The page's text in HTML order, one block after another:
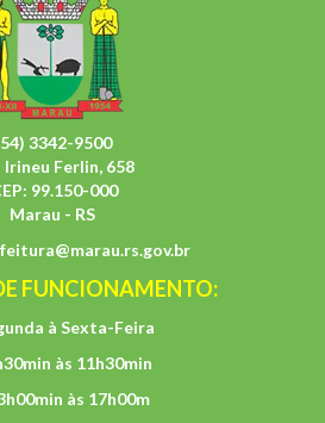
3342-9500
Irineu Ferlin, 658
99.150-000
Marau - RS
FUNCIONAMENTO:
à Sexta-Feira
às 11h30min
às 17h00m